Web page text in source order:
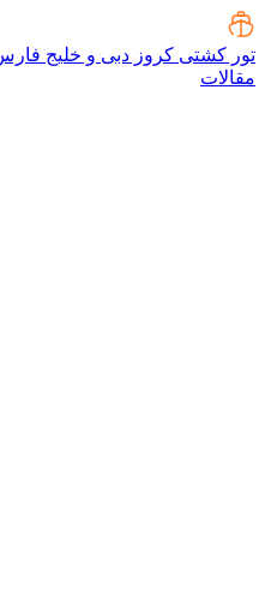
تور کشتی کروز دبی و خلیج فارس
مقالات